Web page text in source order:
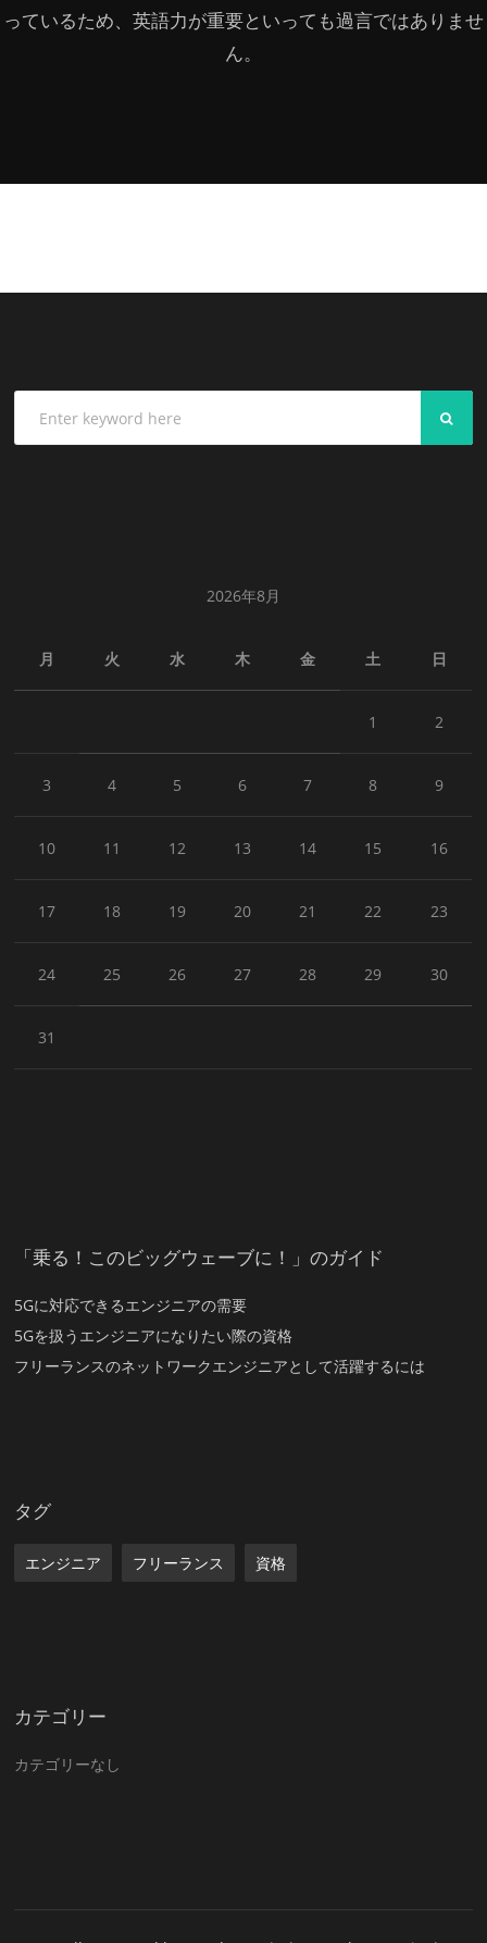
っているため、英語力が重要といっても過言ではありませ
ん。
2026年8月
月 火 水 木 金 土 日
1 2
3 4 5 6 7 8 9
10 11 12 13 14 15 16
17 18 19 20 21 22 23
24 25 26 27 28 29 30
31
「乗る！このビッグウェーブに！」のガイド
5Gに対応できるエンジニアの需要
5Gを扱うエンジニアになりたい際の資格
フリーランスのネットワークエンジニアとして活躍するには
タグ
エンジニア フリーランス 資格
カテゴリー
カテゴリーなし